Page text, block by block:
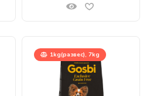
1kg(развес), 7kg